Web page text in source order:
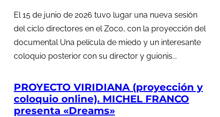
El 15 de junio de 2026 tuvo lugar una nueva sesión
del ciclo directores en el Zoco, con la proyección del
documental Una película de miedo y un interesante
coloquio posterior con su director y guionis...
PROYECTO VIRIDIANA (proyección y
coloquio online). MICHEL FRANCO
presenta «Dreams»